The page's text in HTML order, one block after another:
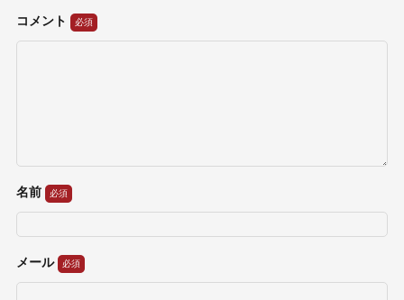
コメント
名前
メール